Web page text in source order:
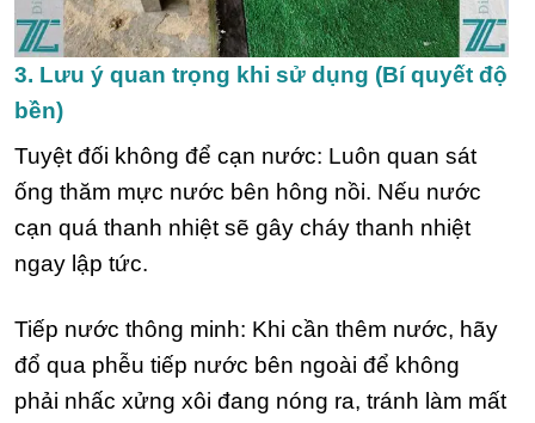
3. Lưu ý quan trọng khi sử dụng (Bí quyết độ
bền)
Tuyệt đối không để cạn nước: Luôn quan sát
ống thăm mực nước bên hông nồi. Nếu nước
cạn quá thanh nhiệt sẽ gây cháy thanh nhiệt
ngay lập tức.
Tiếp nước thông minh: Khi cần thêm nước, hãy
đổ qua phễu tiếp nước bên ngoài để không
phải nhấc xửng xôi đang nóng ra, tránh làm mất